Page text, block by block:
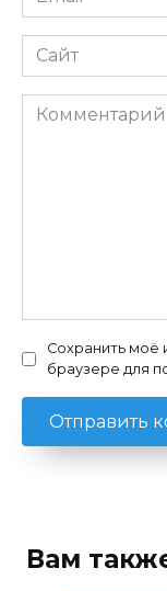
*
Сайт
Комментарий
Сохранить моё
браузере для
Вам